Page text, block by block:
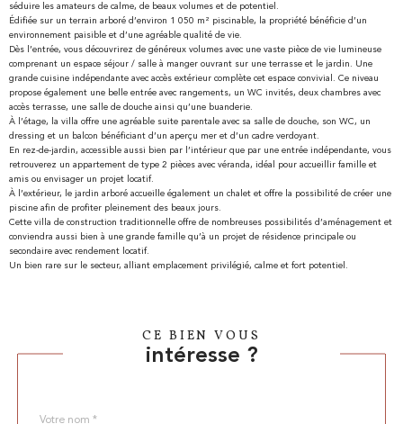
séduire les amateurs de calme, de beaux volumes et de potentiel.
Édifiée sur un terrain arboré d’environ 1 050 m² piscinable, la propriété bénéficie d’un
environnement paisible et d’une agréable qualité de vie.
Dès l’entrée, vous découvrirez de généreux volumes avec une vaste pièce de vie lumineuse
comprenant un espace séjour / salle à manger ouvrant sur une terrasse et le jardin. Une
grande cuisine indépendante avec accès extérieur complète cet espace convivial. Ce niveau
propose également une belle entrée avec rangements, un WC invités, deux chambres avec
accès terrasse, une salle de douche ainsi qu’une buanderie.
À l’étage, la villa offre une agréable suite parentale avec sa salle de douche, son WC, un
dressing et un balcon bénéficiant d’un aperçu mer et d’un cadre verdoyant.
En rez-de-jardin, accessible aussi bien par l’intérieur que par une entrée indépendante, vous
retrouverez un appartement de type 2 pièces avec véranda, idéal pour accueillir famille et
amis ou envisager un projet locatif.
À l’extérieur, le jardin arboré accueille également un chalet et offre la possibilité de créer une
piscine afin de profiter pleinement des beaux jours.
Cette villa de construction traditionnelle offre de nombreuses possibilités d’aménagement et
conviendra aussi bien à une grande famille qu’à un projet de résidence principale ou
secondaire avec rendement locatif.
Un bien rare sur le secteur, alliant emplacement privilégié, calme et fort potentiel.
CE BIEN VOUS
intéresse ?
*